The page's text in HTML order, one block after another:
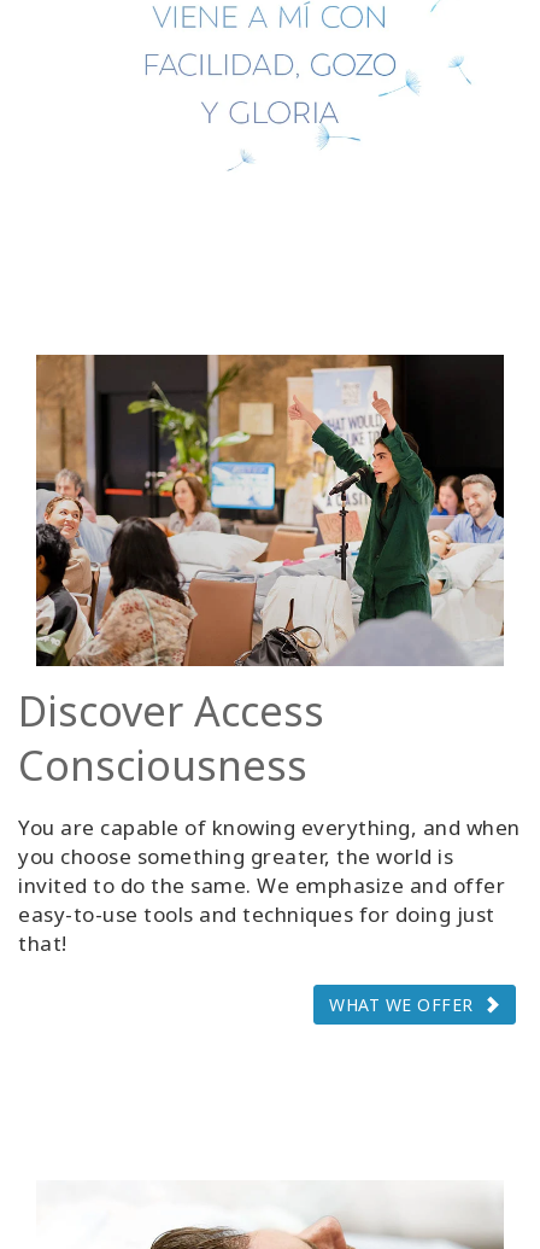
Discover Access
Consciousness
You are capable of knowing everything, and when
you choose something greater, the world is
invited to do the same. We emphasize and offer
easy-to-use tools and techniques for doing just
that!
WHAT WE OFFER